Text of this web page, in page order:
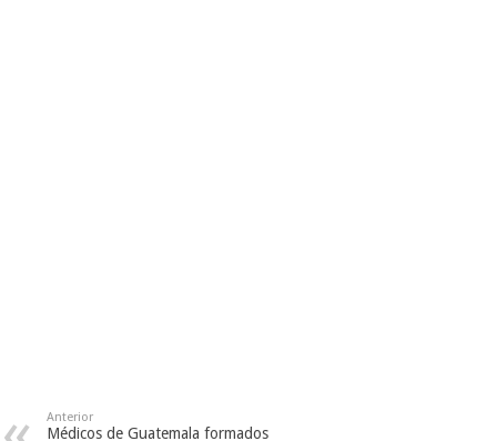
Anterior
Médicos de Guatemala formados